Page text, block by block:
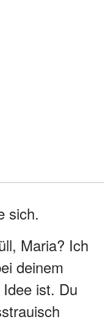
sich.
Maria? Ich
deinem
ist. Du